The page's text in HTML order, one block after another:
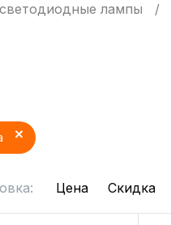
лампы
Цена Скидка